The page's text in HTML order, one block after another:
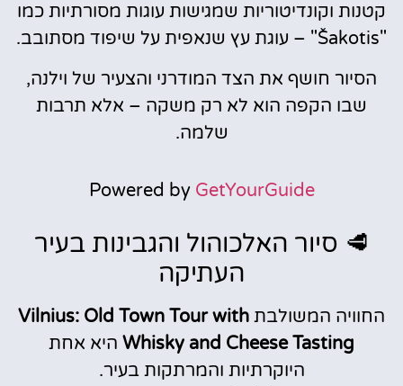
קטנות וקונדיטוריות שמגישות עוגות מסורתיות כמו
"Šakotis" – עוגת עץ שנאפית על שיפוד מסתובב.
הסיור חושף את הצד המודרני והצעיר של וילנה,
שבו הקפה הוא לא רק משקה – אלא תרבות
שלמה.
Powered by GetYourGuide
🥩 סיור האלכוהול והגבינות בעיר
העתיקה
החוויה המשולבת Vilnius: Old Town Tour with
Whisky and Cheese Tasting היא אחת
היוקרתיות והמרתקות בעיר.